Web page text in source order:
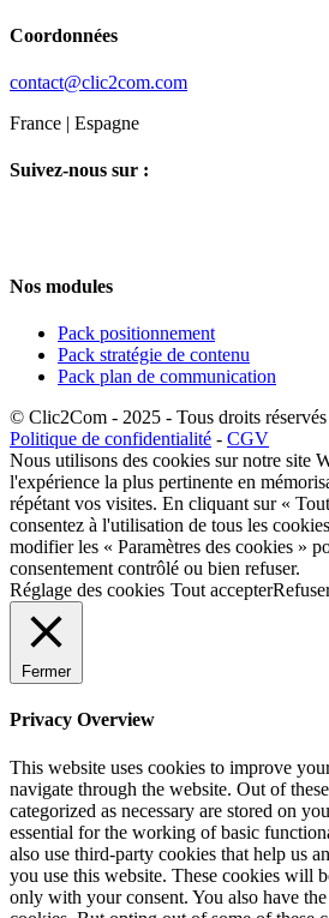
Coordonnées
contact@clic2com.com
France | Espagne
Suivez-nous sur :
Nos modules
Pack positionnement
Pack stratégie de contenu
Pack plan de communication
© Clic2Com - 2025 - Tous droits réservés
Politique de confidentialité - CGV
Nous utilisons des cookies sur notre site
l'expérience la plus pertinente en
répétant vos visites. En cliquant sur «
consentez à l'utilisation de tous les
modifier les « Paramètres des cookies »
consentement contrôlé ou bien refuser.
Réglage des cookies Tout accepter
Fermer
Privacy Overview
This website uses cookies to improve
navigate through the website. Out of
categorized as necessary are stored on
essential for the working of basic
also use third-party cookies that help us
you use this website. These cookies will
only with your consent. You also have